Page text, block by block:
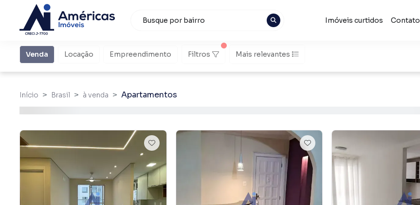
Imóveis curtidos Contato
Venda Locação Empreendimento Filtros Mais relevantes
Início Brasil à venda Apartamentos